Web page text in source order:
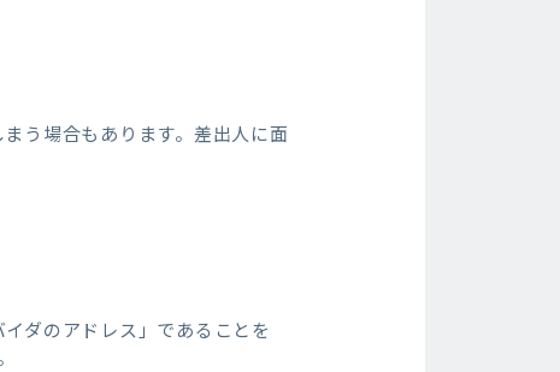
う場合もあります。差出人に面
ダのアドレス」であることを